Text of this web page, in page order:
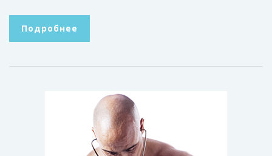
Подробнее